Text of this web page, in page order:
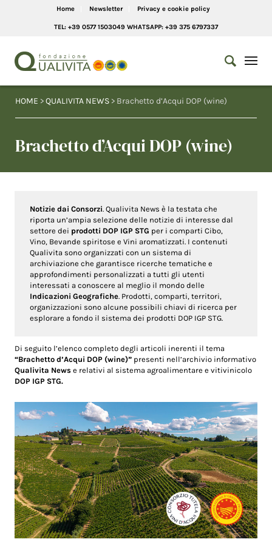
Home Newsletter Privacy e cookie policy
TEL: +39 0577 1503049 WHATSAPP: +39 375 6797337
HOME >QUALIVITA NEWS > Brachetto d’Acqui DOP (wine)
Brachetto d’Acqui DOP (wine)
Notizie dai Consorzi. Qualivita News è la testata che
riporta un’ampia selezione delle notizie di interesse dal
settore dei prodotti DOP IGP STG per i comparti Cibo,
Vino, Bevande spiritose e Vini aromatizzati. I contenuti
Qualivita sono organizzati con un sistema di
archiviazione che garantisce ricerche tematiche e
approfondimenti personalizzati a tutti gli utenti
interessati a conoscere al meglio il mondo delle
Indicazioni Geografiche. Prodotti, comparti, territori,
organizzazioni sono alcune possibili chiavi di ricerca per
esplorare a fondo il sistema dei prodotti DOP IGP STG.
Di seguito l’elenco completo degli articoli inerenti il tema
“Brachetto d’Acqui DOP (wine)” presenti nell’archivio informativo
Qualivita News e relativi al sistema agroalimentare e vitivinicolo
DOP IGP STG.